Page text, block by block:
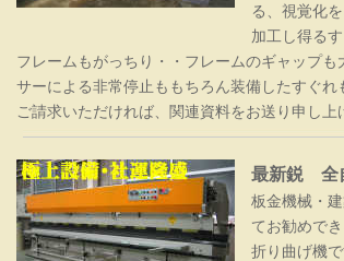
る、視覚化
加工し得る
フレームもがっちり・・フレームのギャップ
サーによる非常停止ももちろん装備したすぐれ
ご請求いただければ、関連資料をお送り申し上
最新鋭 全
板金機械・
てお勧めで
折り曲げ機